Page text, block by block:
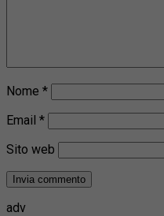
Nome *
Email *
Sito web
adv